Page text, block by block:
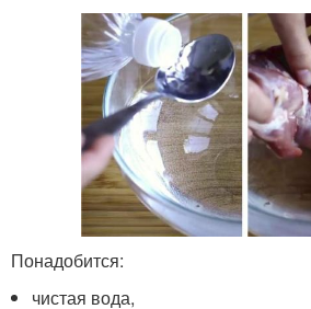
Понадобится:
чистая вода,